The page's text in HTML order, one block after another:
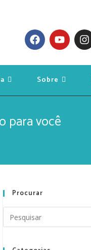
Sobre
para você
Procurar